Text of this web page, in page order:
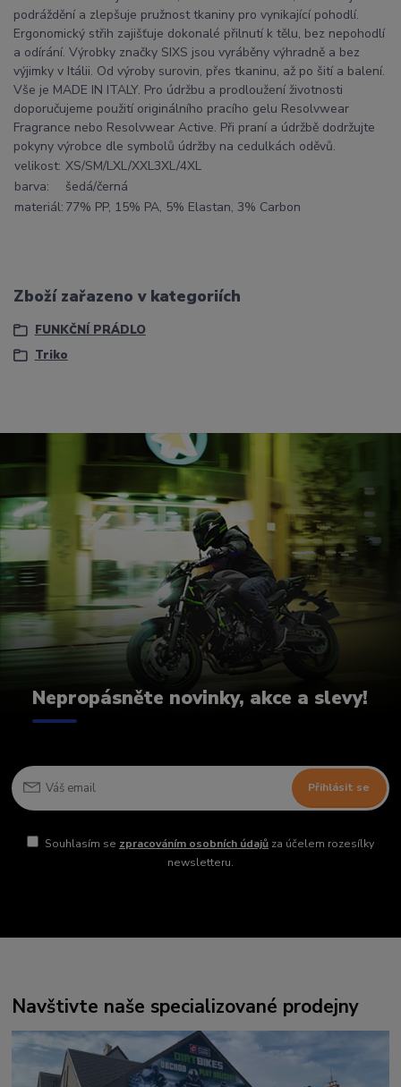
podráždění a zlepšuje pružnost tkaniny pro vynikající pohodlí.
Ergonomický střih zajišťuje dokonalé přilnutí k tělu, bez nepohodlí
a odírání. Výrobky značky SIXS jsou vyráběny výhradně a bez
výjimky v Itálii. Od výroby surovin, přes tkaninu, až po šití a balení.
Vše je MADE IN ITALY. Pro údržbu a prodloužení životnosti
doporučujeme použití originálního pracího gelu Resolvwear
Fragrance nebo Resolvwear Active. Při praní a údržbě dodržujte
pokyny výrobce dle symbolů údržby na cedulkách oděvů.
velikost: XS/SM/LXL/XXL3XL/4XL
barva:
šedá/černá
materiál: 77% PP, 15% PA, 5% Elastan, 3% Carbon
Zboží zařazeno v kategoriích
FUNKČNÍ PRÁDLO
Triko
Nepropásněte novinky, akce a slevy!
Přihlásit se
Souhlasím se zpracováním osobních údajůza účelem rozesílky
newsletteru.
Navštivte naše specializované prodejny